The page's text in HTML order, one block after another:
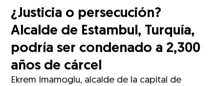
¿Justicia o persecución?
Alcalde de Estambul, Turquía,
podría ser condenado a 2,300
años de cárcel
Ekrem Imamoglu, alcalde de la capital de